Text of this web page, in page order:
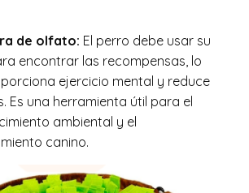
de olfato: El perro debe usar su
encontrar las recompensas, lo
ejercicio mental y reduce
Es una herramienta útil para el
ambiental y el
canino.